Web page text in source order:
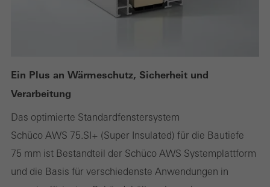
Ein Plus an Wärmeschutz, Sicherheit und
Verarbeitung
Das optimierte Standardfenstersystem
Schüco AWS 75.SI+ (Super Insulated) für die Bautiefe
75 mm ist Bestandteil der Schüco AWS Systemplattform
und die Basis für verschiedenste Anwendungen in